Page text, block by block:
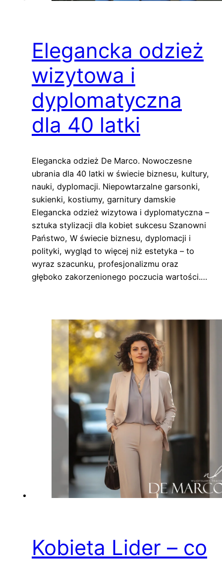
Elegancka odzież
wizytowa i
dyplomatyczna
dla 40 latki
Elegancka odzież De Marco. Nowoczesne
ubrania dla 40 latki w świecie biznesu, kultury,
nauki, dyplomacji. Niepowtarzalne garsonki,
sukienki, kostiumy, garnitury damskie
Elegancka odzież wizytowa i dyplomatyczna –
sztuka stylizacji dla kobiet sukcesu Szanowni
Państwo, W świecie biznesu, dyplomacji i
polityki, wygląd to więcej niż estetyka – to
wyraz szacunku, profesjonalizmu oraz
głęboko zakorzenionego poczucia wartości.…
Kobieta Lider – co